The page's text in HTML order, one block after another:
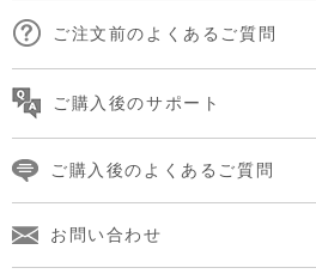
ご注文前のよくあるご質問
ご購入後のサポート
ご購入後のよくあるご質問
お問い合わせ